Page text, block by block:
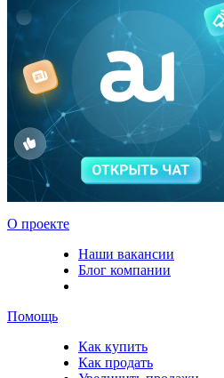
О проекте
Наши вакансии
Блог компании
Помощь
Как купить
Как продать